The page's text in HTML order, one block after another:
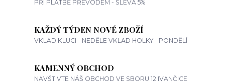
PŘI PLATBĚ PŘEVODEM - SLEVA 5%
KAŽDÝ TÝDEN NOVÉ ZBOŽÍ
VKLAD KLUCI - NEDĚLE VKLAD HOLKY - PONDĚLÍ
KAMENNÝ OBCHOD
NAVŠTIVTE NÁŠ OBCHOD VE SBORU 12 IVANČICE